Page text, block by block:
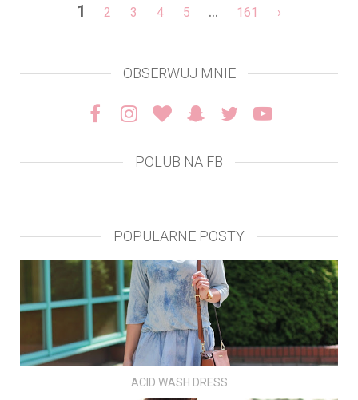
1 2 3 4 5 ... 161 ›
OBSERWUJ MNIE
POLUB NA FB
POPULARNE POSTY
ACID WASH DRESS